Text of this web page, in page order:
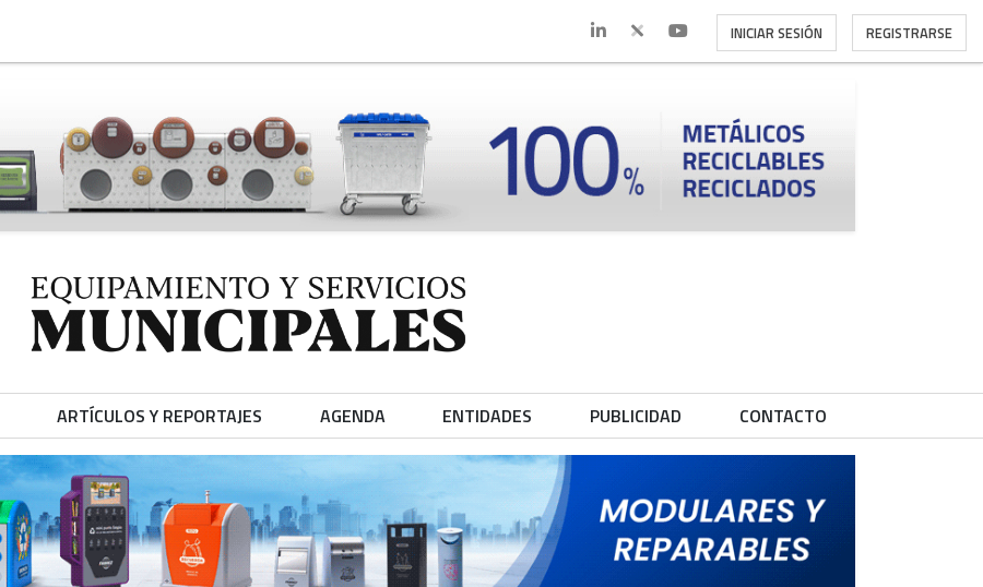
INICIAR SESIÓN REGISTRARSE
ARTÍCULOS Y REPORTAJES AGENDA ENTIDADES PUBLICIDAD CONTACTO